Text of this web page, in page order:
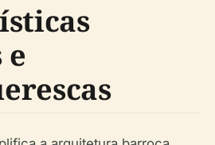
e